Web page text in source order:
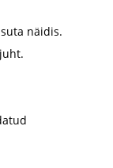
näidis.